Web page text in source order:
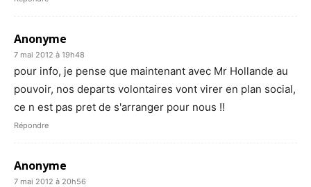
Anonyme
7 mai 2012 à 19h48
pour info, je pense que maintenant avec Mr Hollande au
pouvoir, nos departs volontaires vont virer en plan social,
ce n est pas pret de s'arranger pour nous !!
Répondre
Anonyme
7 mai 2012 à 20h56